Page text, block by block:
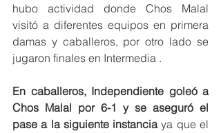
hubo actividad donde Chos Malal
visitó a diferentes equipos en primera
damas y caballeros, por otro lado se
jugaron finales en Intermedia .
En caballeros, Independiente goleó a
Chos Malal por 6-1 y se aseguró el
pase a la siguiente instancia ya que el